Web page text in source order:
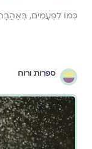
כְּמוֹ לִפְעָמִים,
ספרות ורוח